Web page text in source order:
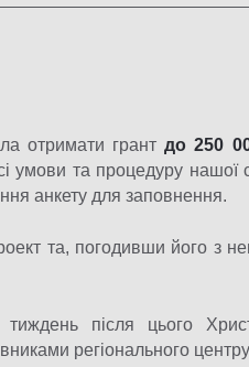
отримати грантдо 250
умови та процедуру нашої
анкету для заповнення.
та, погодивши його з
після цього
регіонального центру